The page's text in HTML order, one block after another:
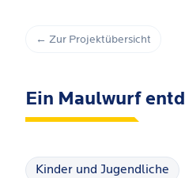
← Zur Projektübersicht
Ein Maulwurf
Kinder und Jugendliche